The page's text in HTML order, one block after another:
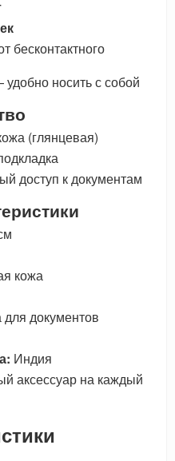
бесконтактного
носить с собой
(глянцевая)
доступ к документам
кожа
для документов
Индия
аксессуар на каждый